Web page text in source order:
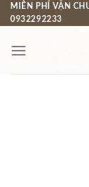
Chuyển
đến
dung
MIỄN PHÍ VẬN
0932292233